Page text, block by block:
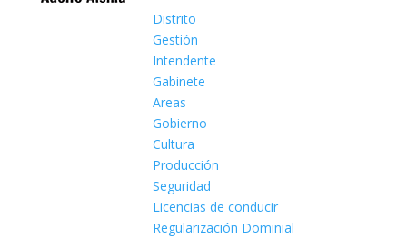
Distrito
Gestión
Intendente
Gabinete
Areas
Gobierno
Cultura
Producción
Seguridad
Licencias de conducir
Regularización Dominial